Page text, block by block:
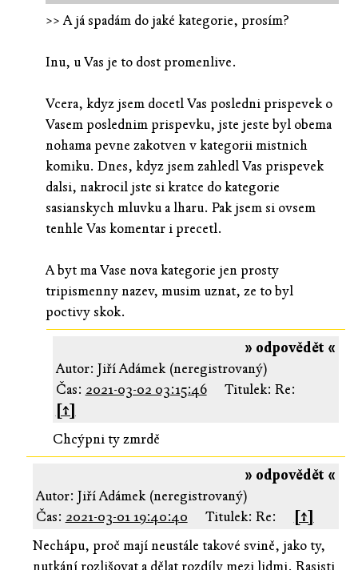
>> A já spadám do jaké kategorie, prosím?
Inu, u Vas je to dost promenlive.
Vcera, kdyz jsem docetl Vas posledni prispevek o
Vasem poslednim prispevku, jste jeste byl obema
nohama pevne zakotven v kategorii mistnich
komiku. Dnes, kdyz jsem zahledl Vas prispevek
dalsi, nakrocil jste si kratce do kategorie
sasianskych mluvku a lharu. Pak jsem si ovsem
tenhle Vas komentar i precetl.
A byt ma Vase nova kategorie jen prosty
tripismenny nazev, musim uznat, ze to byl
poctivy skok.
» odpovědět «
Autor: Jiří Adámek (neregistrovaný)
Čas: 2021-03-02 03:15:46
Titulek: Re:
[↑]
Chcýpni ty zmrdě
» odpovědět «
Autor: Jiří Adámek (neregistrovaný)
Čas: 2021-03-01 19:40:40 Titulek: Re:
[↑]
Nechápu, proč mají neustále takové svině, jako ty,
nutkání rozlišovat a dělat rozdíly mezi lidmi. Rasisti